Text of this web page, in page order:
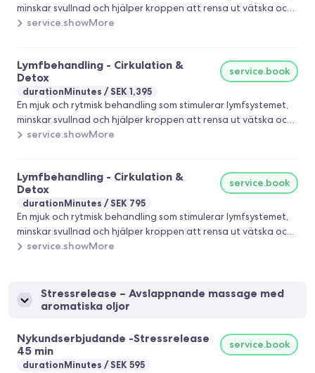
minskar svullnad och hjälper kroppen att rensa ut vätska och
slaggprodukter. Behandlingen är lugn, avslappnande och
naturliga återhämtning. Passar även bra vid stress, trötthet
och långsam cirkulation. Välkommen att boka din
lymfbehandling 🌿
service.showMore
Lymfbehandling - Cirkulation &
Detox
durationMinutes SEK 1,395
service.book
En mjuk och rytmisk behandling som stimulerar lymfsystemet,
minskar svullnad och hjälper kroppen att rensa ut vätska och
slaggprodukter. Behandlingen är lugn, avslappnande och
naturliga återhämtning. Passar även bra vid stress, trötthet
och långsam cirkulation. Välkommen att boka din
lymfbehandling 🌿
service.showMore
Lymfbehandling - Cirkulation &
Detox
durationMinutes SEK 795
service.book
En mjuk och rytmisk behandling som stimulerar lymfsystemet,
minskar svullnad och hjälper kroppen att rensa ut vätska och
slaggprodukter. Behandlingen är lugn, avslappnande och
naturliga återhämtning. Passar även bra vid stress, trötthet
och långsam cirkulation. Välkommen att boka din
service.showMore
Stressrelease – Avslappnande massage med
aromatiska oljor
Nykundserbjudande -Stressrelease
45 min
durationMinutes SEK 595
service.book